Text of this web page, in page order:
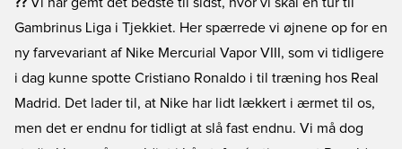
Gambrinus Liga i Tjekkiet. Her spærrede vi øjnene op for en
ny farvevariant af Nike Mercurial Vapor VIII, som vi tidligere
i dag kunne spotte Cristiano Ronaldo i til træning hos Real
Madrid. Det lader til, at Nike har lidt lækkert i ærmet til os,
men det er endnu for tidligt at slå fast endnu. Vi må dog